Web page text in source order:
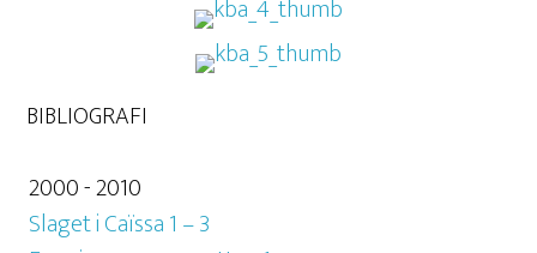
BIBLIOGRAFI
2000 - 2010
Slaget i Caïssa 1 – 3